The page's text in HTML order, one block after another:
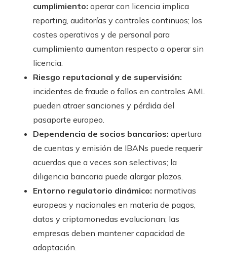
cumplimiento: operar con licencia implica
reporting, auditorías y controles continuos; los
costes operativos y de personal para
cumplimiento aumentan respecto a operar sin
licencia.
Riesgo reputacional y de supervisión:
incidentes de fraude o fallos en controles AML
pueden atraer sanciones y pérdida del
pasaporte europeo.
Dependencia de socios bancarios: apertura
de cuentas y emisión de IBANs puede requerir
acuerdos que a veces son selectivos; la
diligencia bancaria puede alargar plazos.
Entorno regulatorio dinámico: normativas
europeas y nacionales en materia de pagos,
datos y criptomonedas evolucionan; las
empresas deben mantener capacidad de
adaptación.